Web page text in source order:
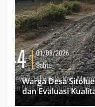
Warga Desa
dan Evaluasi
Minim Informasi